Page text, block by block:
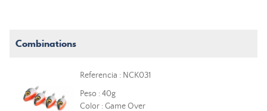
Combinations
Referencia : NCK031
Peso : 40g
Color : Game Over